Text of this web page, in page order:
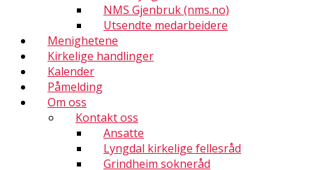
NMS Gjenbruk (nms.no)
Utsendte medarbeidere
Menighetene
Kirkelige handlinger
Kalender
Påmelding
Om oss
Kontakt oss
Ansatte
Lyngdal kirkelige fellesråd
Grindheim sokneråd